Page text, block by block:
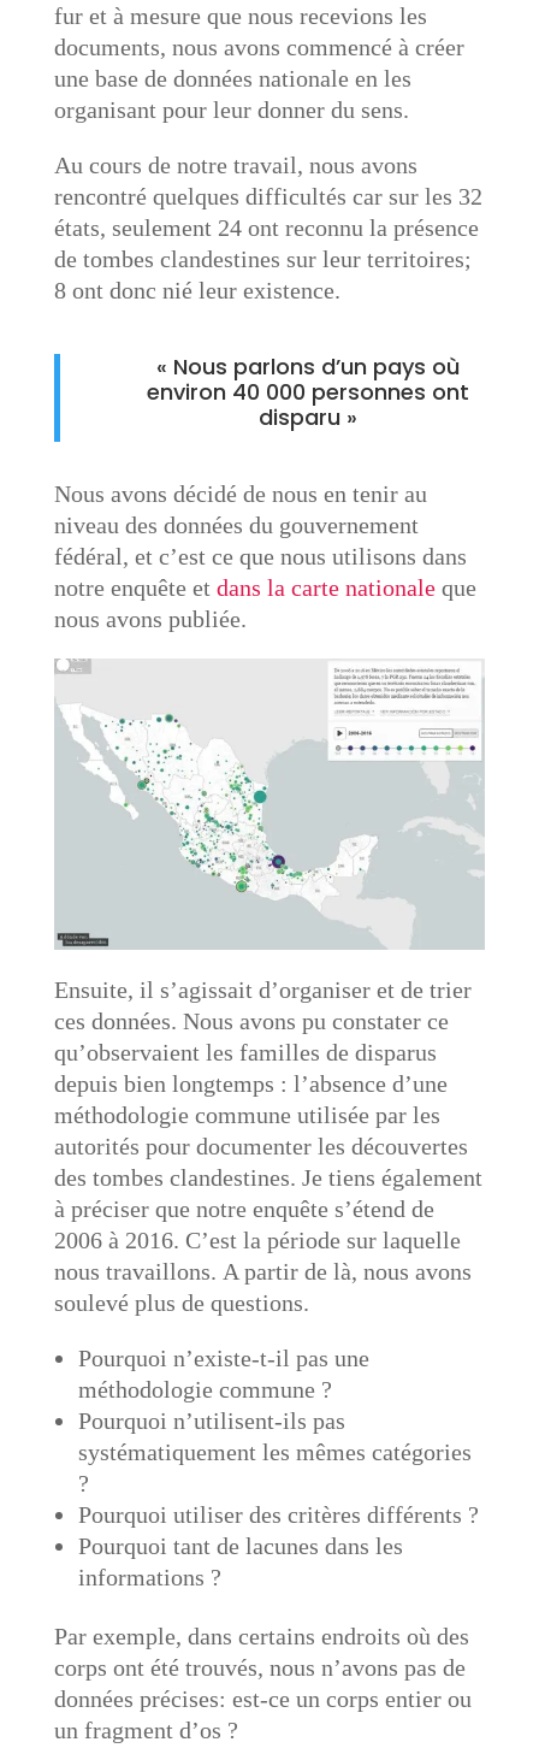
fur et à mesure que nous recevions les
documents, nous avons commencé à créer
une base de données nationale en les
organisant pour leur donner du sens.
Au cours de notre travail, nous avons
rencontré quelques difficultés car sur les 32
états, seulement 24 ont reconnu la présence
de tombes clandestines sur leur territoires;
8 ont donc nié leur existence.
« Nous parlons d’un pays où
environ 40 000 personnes ont
disparu »
Nous avons décidé de nous en tenir au
niveau des données du gouvernement
fédéral, et c’est ce que nous utilisons dans
notre enquête et dans la carte nationaleque
nous avons publiée.
Ensuite, il s’agissait d’organiser et de trier
ces données. Nous avons pu constater ce
qu’observaient les familles de disparus
depuis bien longtemps : l’absence d’une
méthodologie commune utilisée par les
autorités pour documenter les découvertes
des tombes clandestines. Je tiens également
à préciser que notre enquête s’étend de
2006 à 2016. C’est la période sur laquelle
nous travaillons. A partir de là, nous avons
soulevé plus de questions.
Pourquoi n’existe-t-il pas une
méthodologie commune ?
Pourquoi n’utilisent-ils pas
systématiquement les mêmes catégories
?
Pourquoi utiliser des critères différents ?
Pourquoi tant de lacunes dans les
informations ?
Par exemple, dans certains endroits où des
corps ont été trouvés, nous n’avons pas de
données précises: est-ce un corps entier ou
un fragment d’os ?